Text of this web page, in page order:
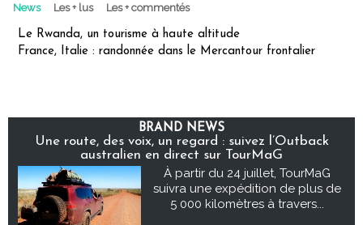
News Les + lus Les + commentés
Le Rwanda, un tourisme à haute altitude
France, Italie : randonnée dans le Mercantour frontalier
BRAND NEWS
Une route, des voix, un regard : suivez l’Outback
australien en direct sur TourMaG
À partir du 24 juillet, TourMaG
suivra une expédition de plus de
5 000 kilomètres à travers...